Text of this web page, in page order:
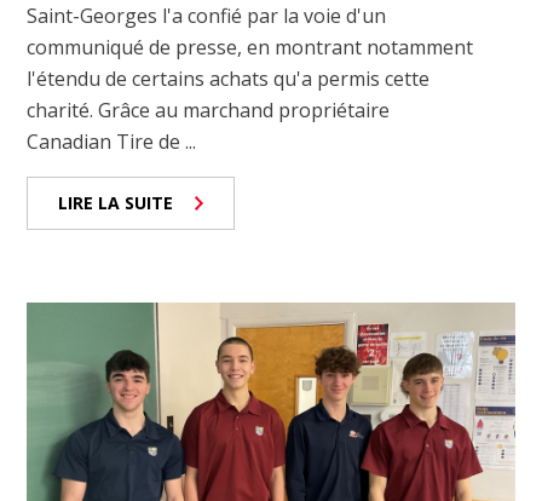
Saint-Georges l'a confié par la voie d'un
communiqué de presse, en montrant notamment
l'étendu de certains achats qu'a permis cette
charité. Grâce au marchand propriétaire
Canadian Tire de ...
LIRE LA SUITE